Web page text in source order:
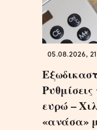
05.08.2026,
ευρώ –
«ανάσα»